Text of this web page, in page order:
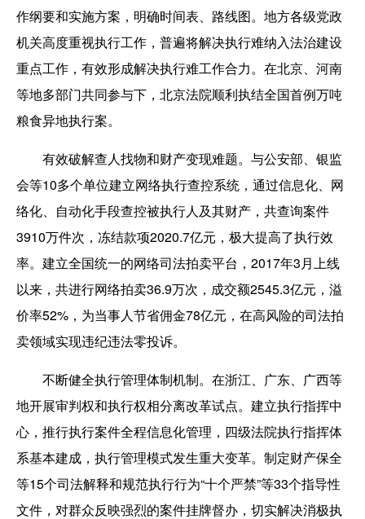
作纲要和实施方案，明确时间表、路线图。地方各级党政
机关高度重视执行工作，普遍将解决执行难纳入法治建设
重点工作，有效形成解决执行难工作合力。在北京、河南
等地多部门共同参与下，北京法院顺利执结全国首例万吨
粮食异地执行案。
有效破解查人找物和财产变现难题。与公安部、银监
会等10多个单位建立网络执行查控系统，通过信息化、网
络化、自动化手段查控被执行人及其财产，共查询案件
3910万件次，冻结款项2020.7亿元，极大提高了执行效
率。建立全国统一的网络司法拍卖平台，2017年3月上线
以来，共进行网络拍卖36.9万次，成交额2545.3亿元，溢
价率52%，为当事人节省佣金78亿元，在高风险的司法拍
卖领域实现违纪违法零投诉。
不断健全执行管理体制机制。在浙江、广东、广西等
地开展审判权和执行权相分离改革试点。建立执行指挥中
心，推行执行案件全程信息化管理，四级法院执行指挥体
系基本建成，执行管理模式发生重大变革。制定财产保全
等15个司法解释和规范执行行为“十个严禁”等33个指导性
文件，对群众反映强烈的案件挂牌督办，切实解决消极执